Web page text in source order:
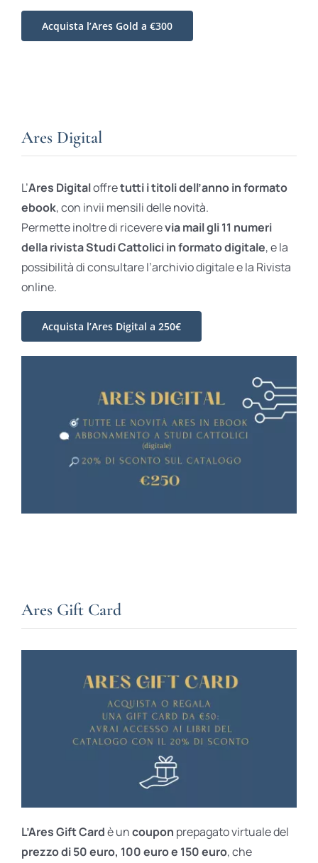
Acquista l’Ares Gold a €300
Ares Digital
L’Ares Digitaloffretutti i titoli dell’anno in formato
ebook, con invii mensili delle novità.
Permette inoltre di riceverevia mail gli 11 numeri
della rivista Studi Cattolici in formato digitale, e la
possibilità di consultare l’archivio digitale e la Rivista
online.
Acquista l’Ares Digital a 250€
Ares Gift Card
L’Ares Gift Cardè uncoupon prepagato virtuale del
prezzo di 50 euro, 100 euro e 150 euro, che